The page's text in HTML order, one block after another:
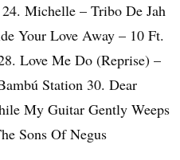
Michelle – Tribo De Jah
Your Love Away – 10 Ft.
Love Me Do (Reprise) –
Station 30. Dear
My Guitar Gently Weeps
Sons Of Negus